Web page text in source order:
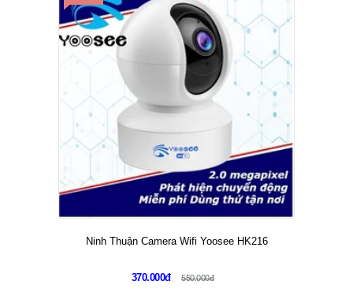
Ninh Thuận Camera Wifi Yoosee HK216
370.000đ 550.000đ